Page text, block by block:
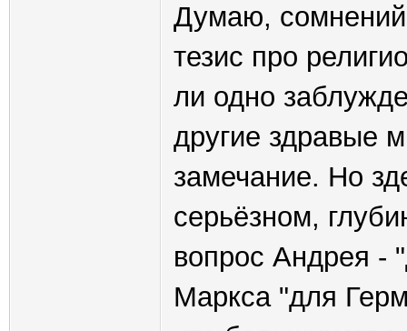
Думаю, сомнений
тезис про
ли одно
другие здравые
замечание. Но
серьёзном,
вопрос Андрея -
Маркса "для